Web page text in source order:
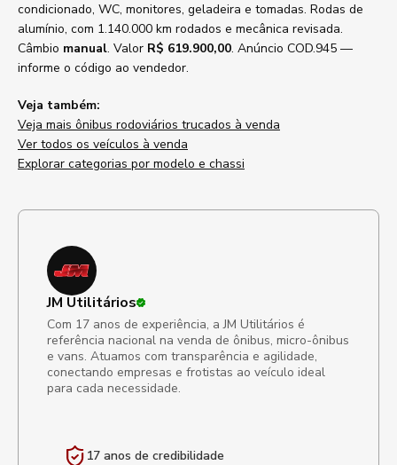
condicionado, WC, monitores, geladeira e tomadas. Rodas de
alumínio, com 1.140.000 km rodados e mecânica revisada.
Câmbio manual. Valor R$ 619.900,00. Anúncio COD.945 —
informe o código ao vendedor.
Veja também:
Veja mais ônibus rodoviários trucados à venda
Ver todos os veículos à venda
Explorar categorias por modelo e chassi
JM Utilitários
Com 17 anos de experiência, a JM Utilitários é
referência nacional na venda de ônibus, micro-ônibus
e vans. Atuamos com transparência e agilidade,
conectando empresas e frotistas ao veículo ideal
para cada necessidade.
17 anos de credibilidade